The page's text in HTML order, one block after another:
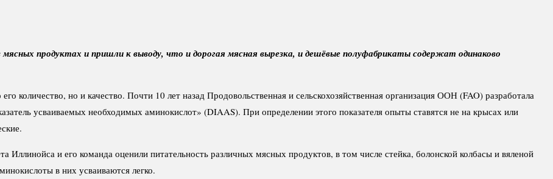
продуктах и пришли к выводу, что и дорогая мясная вырезка, и дешёвые полуфабрикаты содержат одинаково
количество, но и качество. Почти 10 лет назад Продовольственная и сельскохозяйственная организация ООН (FAO) разработала
усваиваемых необходимых аминокислот» (DIAAS). При определении этого показателя опыты ставятся не на крысах или
Иллинойса и его команда оценили питательность различных мясных продуктов, в том числе стейка, болонской колбасы и вяленой
в них усваиваются легко.